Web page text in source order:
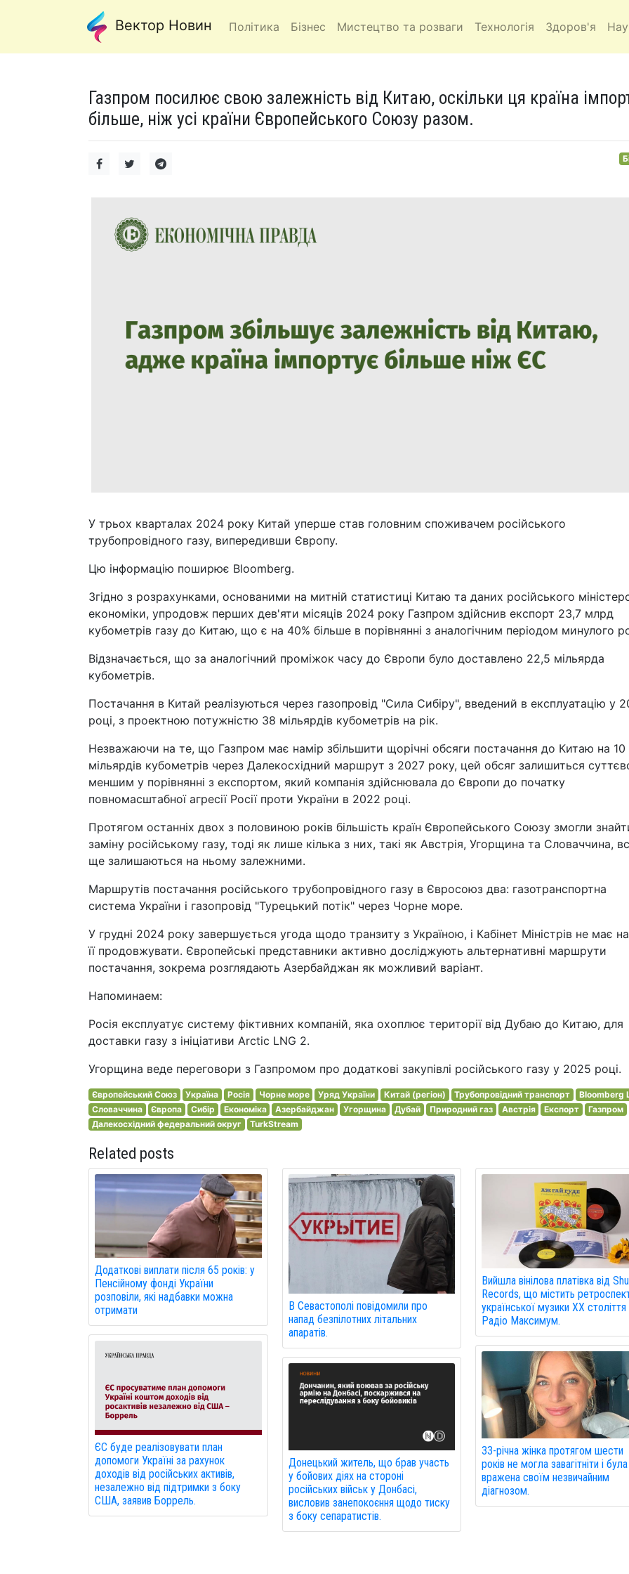
Вектор Новин Політика Бізнес Мистецтво та розваги Технологія Здоров'я
Газпром посилює свою залежність від Китаю, оскільки ця країна
більше, ніж усі країни Європейського Союзу разом.
У трьох кварталах 2024 року Китай уперше став головним споживачем російського
трубопровідного газу, випередивши Європу.
Цю інформацію поширює Bloomberg.
Згідно з розрахунками, основаними на митній статистиці Китаю та даних російського
економіки, упродовж перших дев'яти місяців 2024 року Газпром здійснив експорт 23,7 млрд
кубометрів газу до Китаю, що є на 40% більше в порівнянні з аналогічним періодом минулого
Відзначається, що за аналогічний проміжок часу до Європи було доставлено 22,5 мільярда
кубометрів.
Постачання в Китай реалізуються через газопровід "Сила Сибіру", введений в експлуатацію у
році, з проектною потужністю 38 мільярдів кубометрів на рік.
Незважаючи на те, що Газпром має намір збільшити щорічні обсяги постачання до Китаю на 10
мільярдів кубометрів через Далекосхідний маршрут з 2027 року, цей обсяг залишиться
меншим у порівнянні з експортом, який компанія здійснювала до Європи до початку
повномасштабної агресії Росії проти України в 2022 році.
Протягом останніх двох з половиною років більшість країн Європейського Союзу змогли
заміну російському газу, тоді як лише кілька з них, такі як Австрія, Угорщина та Словаччина,
ще залишаються на ньому залежними.
Маршрутів постачання російського трубопровідного газу в Євросоюз два: газотранспортна
система України і газопровід "Турецький потік" через Чорне море.
У грудні 2024 року завершується угода щодо транзиту з Україною, і Кабінет Міністрів не має
її продовжувати. Європейські представники активно досліджують альтернативні маршрути
постачання, зокрема розглядають Азербайджан як можливий варіант.
Напоминаем:
Росія експлуатує систему фіктивних компаній, яка охоплює території від Дубаю до Китаю, для
доставки газу з ініціативи Arctic LNG 2.
Угорщина веде переговори з Газпромом про додаткові закупівлі російського газу у 2025 році.
Європейський Союз Україна Росія Чорне море Уряд України Китай (регіон) Трубопровідний транспорт
Bloomberg
Словаччина
Європа Сибір Економіка Азербайджан Угорщина Дубай Природний газ Австрія Експорт
Газпром
Далекосхідний федеральний округ
TurkStream
Related posts
Додаткові виплати після 65 років: у
Пенсійному фонді України
розповіли, які надбавки можна
отримати
ЄС буде реалізовувати план
допомоги Україні за рахунок
доходів від російських активів,
незалежно від підтримки з боку
США, заявив Боррель.
В Севастополі повідомили про
напад безпілотних літальних
апаратів.
Донецький житель, що брав участь
у бойових діях на стороні
російських військ у Донбасі,
висловив занепокоєння щодо тиску
з боку сепаратистів.
Вийшла вінілова платівка від
Records, що містить
української музики XX
Радіо Максимум.
33-річна жінка протягом шести
років не могла завагітніти і була
вражена своїм незвичайним
діагнозом.